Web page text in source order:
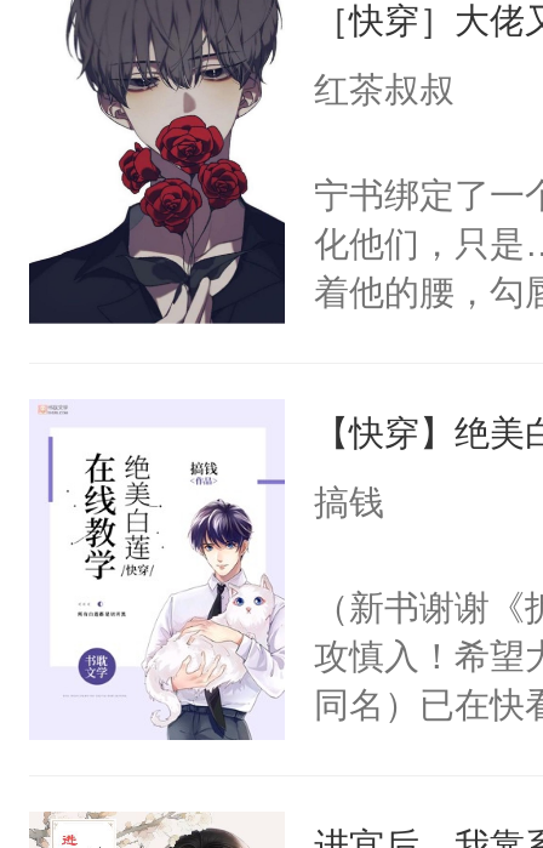
［快穿］大
红茶叔叔
宁书绑定了一
化他们，只是
着他的腰，勾
来，给老公
用力——为你
【快穿】绝
搞钱
（新书谢谢
攻慎入！希望
同名）已在快